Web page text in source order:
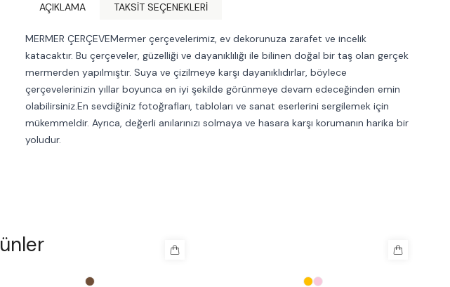
AÇIKLAMA TAKSIT SEÇENEKLERI
MERMER ÇERÇEVEMermer çerçevelerimiz, ev dekorunuza zarafet ve incelik
katacaktır. Bu çerçeveler, güzelliği ve dayanıklılığı ile bilinen doğal bir taş olan gerçek
mermerden yapılmıştır. Suya ve çizilmeye karşı dayanıklıdırlar, böylece
çerçevelerinizin yıllar boyunca en iyi şekilde görünmeye devam edeceğinden emin
olabilirsiniz.En sevdiğiniz fotoğrafları, tabloları ve sanat eserlerini sergilemek için
mükemmeldir. Ayrıca, değerli anılarınızı solmaya ve hasara karşı korumanın harika bir
yoludur.